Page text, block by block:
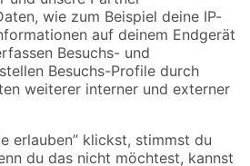
Versandarten